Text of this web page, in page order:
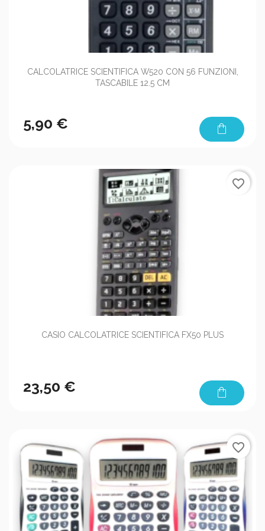
CALCOLATRICE SCIENTIFICA W520 CON 56 FUNZIONI,
TASCABILE 12.5 CM
5,90 € shopping_bag
CASIO CALCOLATRICE SCIENTIFICA FX50 PLUS
23,50 € shopping_bag
favorite_border
favorite_border